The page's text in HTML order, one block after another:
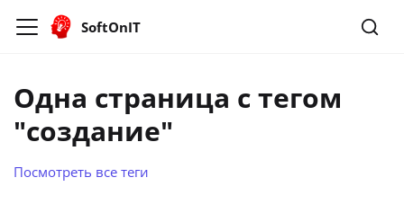
SoftOnIT
Одна страница с тегом
"создание"
Посмотреть все теги